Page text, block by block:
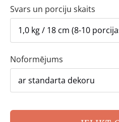
Svars un porciju skaits
Noformējums